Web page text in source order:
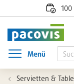
Menü
Menü öffnen
Servietten &